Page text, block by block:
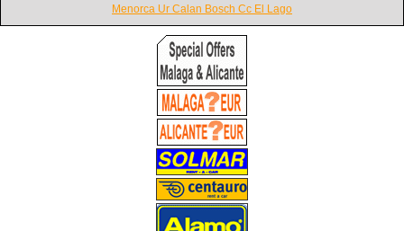
Menorca Ur Calan Bosch Cc El Lago